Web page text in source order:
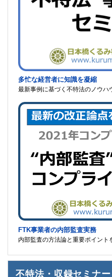
多忙な経営者に知識を凝縮
最新事例に基づく不特法のノウハ
FTK事業者の内部監査実務
内部監査の方法論と重要ポイント
不特法・収録セミナー